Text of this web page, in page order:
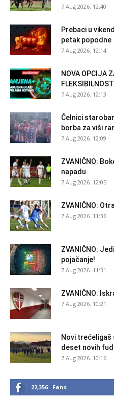
7 Aug 2026. 12:40
Prebaci u
petak popodne
7 Aug 2026. 12:14
NOVA OPCIJA
7 Aug 2026. 12:13
Čelnici
borba za viši
7 Aug 2026. 12:09
ZVANIČNO:
napadu
7 Aug 2026. 12:05
ZVANIČNO:
7 Aug 2026. 11:36
ZVANIČNO:
pojačanje!
7 Aug 2026. 11:31
ZVANIČNO:
7 Aug 2026. 10:21
Novi trećeligaš
deset novih
7 Aug 2026. 10:16
22,356 Fans